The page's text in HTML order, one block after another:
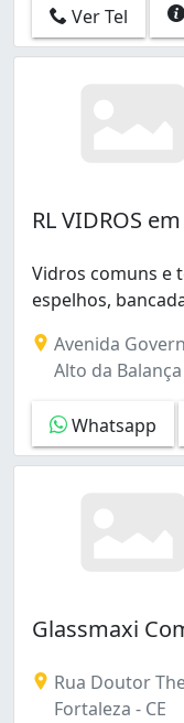
Ver Tel
RL VIDROS
Vidros comuns e
espelhos,
Avenida
Alto da
Whatsapp
Glassmaxi
Rua Doutor
Fortaleza - CE